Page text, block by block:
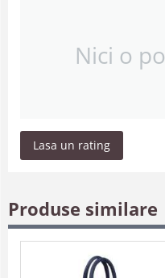
Nici o
Lasa un rating
Produse similare